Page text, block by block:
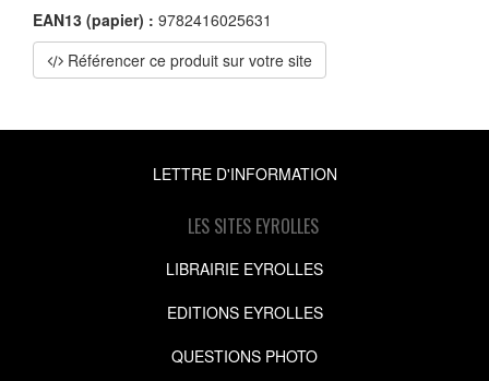
EAN13 (papier) : 9782416025631
Référencer ce produit sur votre site
LETTRE D'INFORMATION
LES SITES EYROLLES
LIBRAIRIE EYROLLES
EDITIONS EYROLLES
QUESTIONS PHOTO